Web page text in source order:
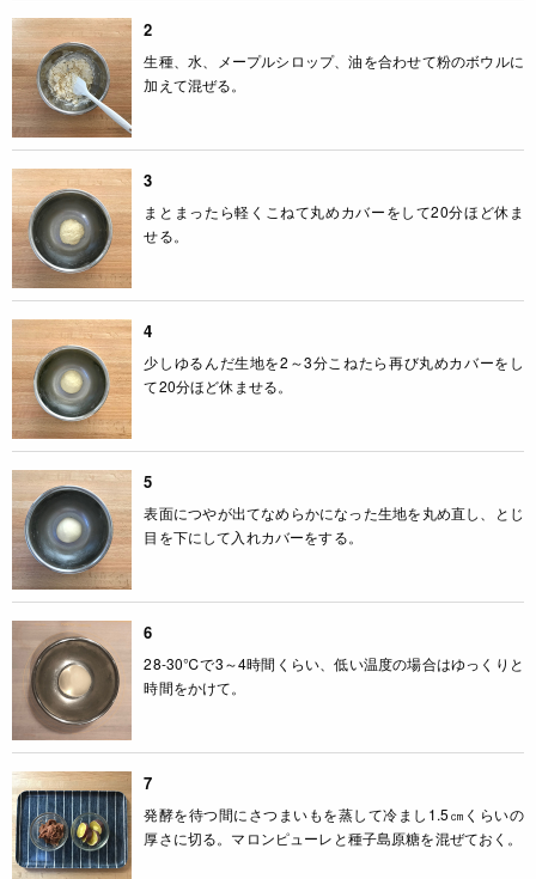
2
生種、水、メープルシロップ、油を合わせて粉のボウルに
加えて混ぜる。
3
まとまったら軽くこねて丸めカバーをして20分ほど休ま
せる。
4
少しゆるんだ生地を2～3分こねたら再び丸めカバーをし
て20分ほど休ませる。
5
表面につやが出てなめらかになった生地を丸め直し、とじ
目を下にして入れカバーをする。
6
28-30℃で3～4時間くらい、低い温度の場合はゆっくりと
時間をかけて。
7
発酵を待つ間にさつまいもを蒸して冷まし1.5㎝くらいの
厚さに切る。マロンピューレと種子島原糖を混ぜておく。